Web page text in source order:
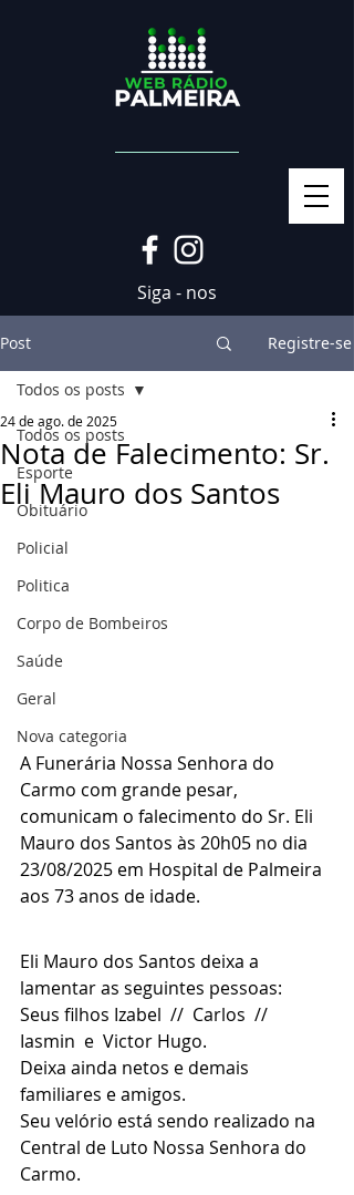
Siga - nos
Post Registre-se
Todos os posts
Esporte
Obituário
Policial
Politica
Corpo de Bombeiros
Saúde
Geral
Nova categoria
Todos os posts
Nota de Falecimento: Sr.
Eli Mauro dos Santos
24 de ago. de 2025
A Funerária Nossa Senhora do
Carmo com grande pesar,
comunicam o falecimento do Sr. Eli
Mauro dos Santos às 20h05 no dia
23/08/2025 em Hospital de Palmeira
aos 73 anos de idade.
Eli Mauro dos Santos deixa a
lamentar as seguintes pessoas:
Seus filhos Izabel  //  Carlos  //
Iasmin  e  Victor Hugo.
Deixa ainda netos e demais
familiares e amigos.
Seu velório está sendo realizado na
Central de Luto Nossa Senhora do
Carmo.